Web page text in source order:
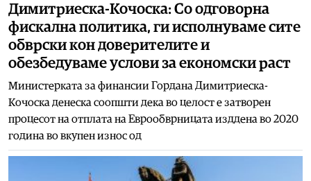
Димитриеска-Кочоска: Со одговорна
фискална политика, ги исполнуваме сите
обврски кон доверителите и
обезбедуваме услови за економски раст
Министерката за финансии Гордана Димитриеска-
Кочоска денеска соопшти дека во целост е затворен
процесот на отплата на Еврообврницата изддена во 2020
година во вкупен износ од